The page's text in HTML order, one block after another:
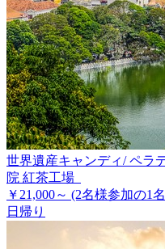
世界遺産キャンディ/ ペラ
院 紅茶工場
￥21,000～ (2名様参加の1
日帰り